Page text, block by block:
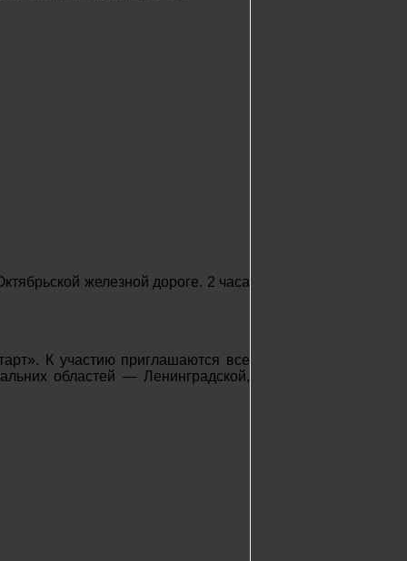
железной дороге. 2 часа
К участию приглашаются все
областей — Ленинградской,